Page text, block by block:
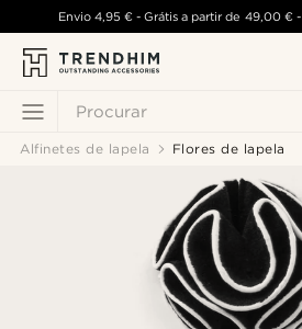
Procurar
Envio 4,95 €- Grátis a partir de 49,00 €-
Alfinetes de lapela Flores de lapela